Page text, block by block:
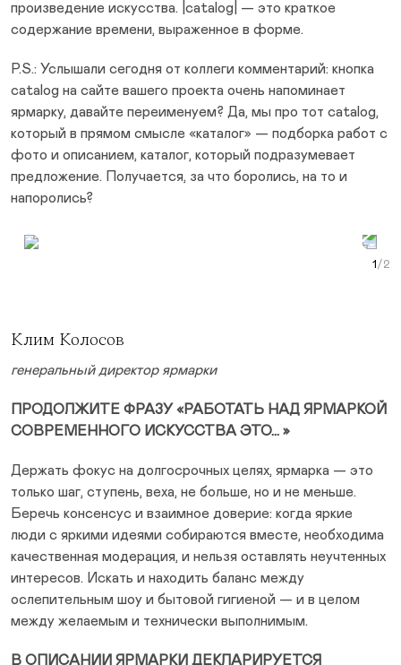
произведение искусства. |catalog| — это краткое
содержание времени, выраженное в форме.
P.S.: Услышали сегодня от коллеги комментарий: кнопка
catalog на сайте вашего проекта очень напоминает
ярмарку, давайте переименуем? Да, мы про тот catalog,
который в прямом смысле «каталог» — подборка работ с
фото и описанием, каталог, который подразумевает
предложение. Получается, за что боролись, на то и
напоролись?
Next Slide
Клим Колосов
генеральный директор ярмарки
ПРОДОЛЖИТЕ ФРАЗУ «РАБОТАТЬ НАД ЯРМАРКОЙ
СОВРЕМЕННОГО ИСКУССТВА ЭТО… »
Держать фокус на долгосрочных целях, ярмарка — это
только шаг, ступень, веха, не больше, но и не меньше.
Беречь консенсус и взаимное доверие: когда яркие
люди с яркими идеями собираются вместе, необходима
качественная модерация, и нельзя оставлять неучтенных
интересов. Искать и находить баланс между
ослепительным шоу и бытовой гигиеной — и в целом
между желаемым и технически выполнимым.
В ОПИСАНИИ ЯРМАРКИ ДЕКЛАРИРУЕТСЯ